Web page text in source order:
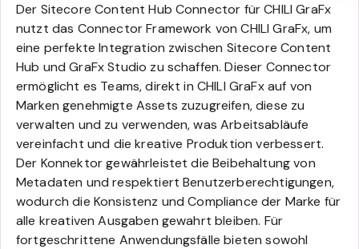
Der Sitecore Content Hub Connector für CHILI GraFx
nutzt das Connector Framework von CHILI GraFx, um
eine perfekte Integration zwischen Sitecore Content
Hub und GraFx Studio zu schaffen. Dieser Connector
ermöglicht es Teams, direkt in CHILI GraFx auf von
Marken genehmigte Assets zuzugreifen, diese zu
verwalten und zu verwenden, was Arbeitsabläufe
vereinfacht und die kreative Produktion verbessert.
Der Konnektor gewährleistet die Beibehaltung von
Metadaten und respektiert Benutzerberechtigungen,
wodurch die Konsistenz und Compliance der Marke für
alle kreativen Ausgaben gewahrt bleiben. Für
fortgeschrittene Anwendungsfälle bieten sowohl